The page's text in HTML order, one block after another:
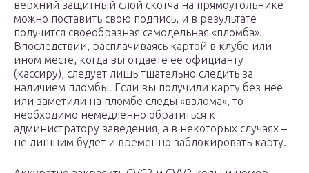
верхний защитный слой скотча на прямоугольнике
можно поставить свою подпись, и в результате
получится своеобразная самодельная «пломба».
Впоследствии, расплачиваясь картой в клубе или
ином месте, когда вы отдаете ее официанту
(кассиру), следует лишь тщательно следить за
наличием пломбы. Если вы получили карту без нее
или заметили на пломбе следы «взлома», то
необходимо немедленно обратиться к
администратору заведения, а в некоторых случаях –
не лишним будет и временно заблокировать карту.